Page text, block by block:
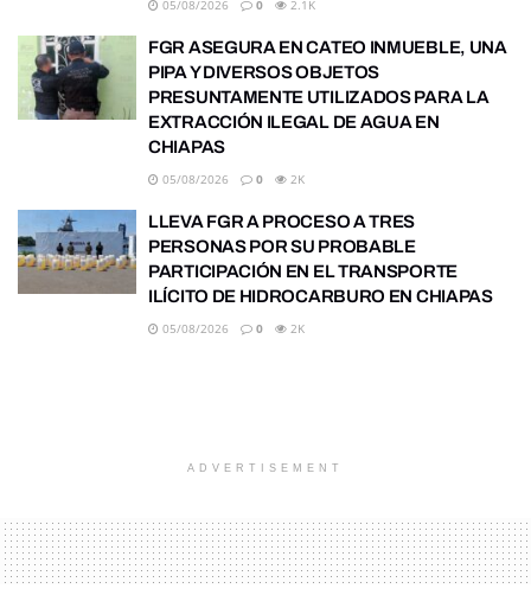
05/08/2026 0 2.1K
FGR ASEGURA EN CATEO INMUEBLE, UNA
PIPA Y DIVERSOS OBJETOS
PRESUNTAMENTE UTILIZADOS PARA LA
EXTRACCIÓN ILEGAL DE AGUA EN
CHIAPAS
05/08/2026 0 2K
LLEVA FGR A PROCESO A TRES
PERSONAS POR SU PROBABLE
PARTICIPACIÓN EN EL TRANSPORTE
ILÍCITO DE HIDROCARBURO EN CHIAPAS
05/08/2026 0 2K
ADVERTISEMENT